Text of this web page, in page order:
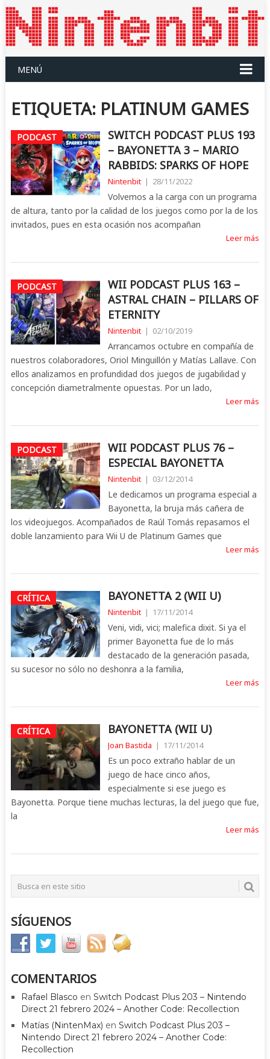
MENÚ
ETIQUETA: PLATINUM GAMES
PODCAST
SWITCH PODCAST PLUS 193
– BAYONETTA 3 – MARIO
RABBIDS: SPARKS OF HOPE
Nintenbit | 28/11/2022
Volvemos a la carga con un programa
de altura, tanto por la calidad de los juegos como por la de los
invitados, pues en esta ocasión nos acompañan
Leer más
PODCAST
WII PODCAST PLUS 163 –
ASTRAL CHAIN – PILLARS OF
ETERNITY
Nintenbit | 02/10/2019
Arrancamos octubre en compañía de
nuestros colaboradores, Oriol Minguillón y Matías Lallave. Con
ellos analizamos en profundidad dos juegos de jugabilidad y
concepción diametralmente opuestas. Por un lado,
Leer más
PODCAST
WII PODCAST PLUS 76 –
ESPECIAL BAYONETTA
Nintenbit | 03/12/2014
Le dedicamos un programa especial a
Bayonetta, la bruja más cañera de
los videojuegos. Acompañados de Raúl Tomás repasamos el
doble lanzamiento para Wii U de Platinum Games que
Leer más
CRÍTICA BAYONETTA 2 (WII U)
Nintenbit | 17/11/2014
Veni, vidi, vici; malefica dixit. Si ya el
primer Bayonetta fue de lo más
destacado de la generación pasada,
su sucesor no sólo no deshonra a la familia,
Leer más
CRÍTICA BAYONETTA (WII U)
Joan Bastida | 17/11/2014
Es un poco extraño hablar de un
juego de hace cinco años,
especialmente si ese juego es
Bayonetta. Porque tiene muchas lecturas, la del juego que fue,
la
Leer más
SÍGUENOS
COMENTARIOS
Rafael Blasco en Switch Podcast Plus 203 – Nintendo
Direct 21 febrero 2024 – Another Code: Recollection
Matías (NintenMax) en Switch Podcast Plus 203 –
Nintendo Direct 21 febrero 2024 – Another Code:
Recollection